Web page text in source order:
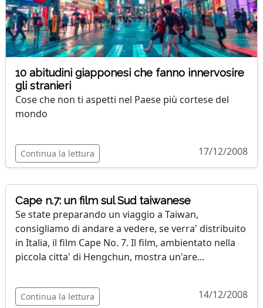
10 abitudini giapponesi che fanno innervosire
gli stranieri
Cose che non ti aspetti nel Paese più cortese del
mondo
Continua la lettura 17/12/2008
Cape n.7: un film sul Sud taiwanese
Se state preparando un viaggio a Taiwan,
consigliamo di andare a vedere, se verra' distribuito
in Italia, il film Cape No. 7. Il film, ambientato nella
piccola citta' di Hengchun, mostra un'are...
Continua la lettura 14/12/2008